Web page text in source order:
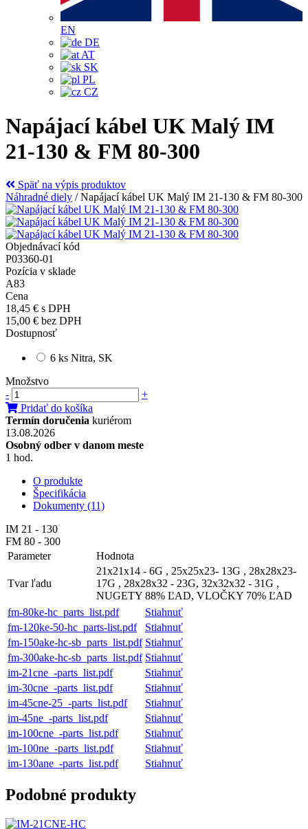
EN
DE
AT
SK
PL
CZ
Napájací kábel UK Malý IM
21-130 & FM 80-300
Späť na výpis produktov
Náhradné diely /Napájací kábel UK Malý IM 21-130 & FM 80-300
Objednávací kód
P03360-01
Pozícia v sklade
A83
Cena
18,45 € s DPH
15,00 € bez DPH
Dostupnosť
6 ks Nitra, SK
Množstvo
-
+
Pridať do košíka
Termín doručenia kuriérom
13.08.2026
Osobný odber v danom meste
1 hod.
O produkte
Špecifikácia
Dokumenty (11)
IM 21 - 130
FM 80 - 300
Parameter
Hodnota
Tvar ľadu
21x21x14 - 6G , 25x25x23- 13G , 28x28x23-
17G , 28x28x32 - 23G, 32x32x32 - 31G ,
NUGETY 88% ĽAD, VLOČKY 70% ĽAD
fm-80ke-hc_parts_list.pdf
Stiahnuť
fm-120ke-50-hc_parts-list.pdf
Stiahnuť
fm-150ake-hc-sb_parts_list.pdf Stiahnuť
fm-300ake-hc-sb_parts_list.pdf Stiahnuť
im-21cne_-parts_list.pdf
Stiahnuť
im-30cne_-parts_list.pdf
Stiahnuť
im-45cne-25_-parts_list.pdf
Stiahnuť
im-45ne_-parts_list.pdf
Stiahnuť
im-100cne_-parts_list.pdf
Stiahnuť
im-100ne_-parts_list.pdf
Stiahnuť
im-130ane_-parts_list.pdf
Stiahnuť
Podobné produkty